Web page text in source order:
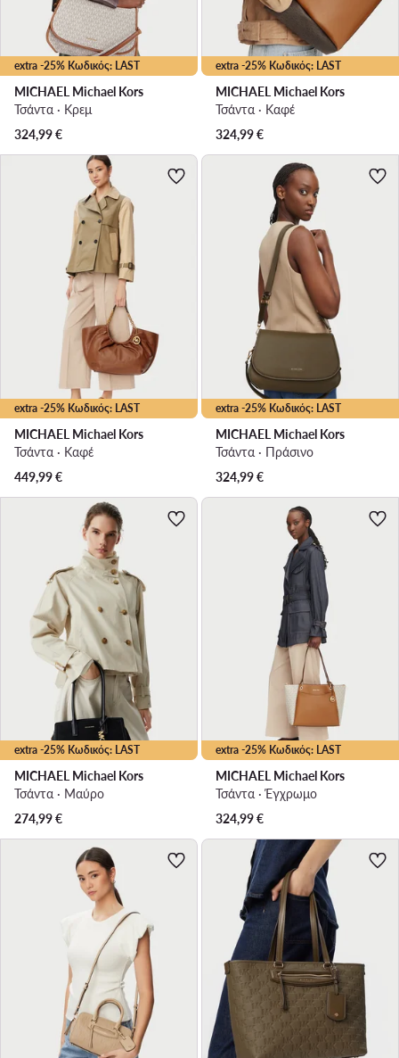
extra -25% Κωδικός: LAST
MICHAEL Michael Kors
Τσάντα · Κρεμ
324,99€
extra -25% Κωδικός: LAST
MICHAEL Michael Kors
Τσάντα · Καφέ
324,99€
extra -25% Κωδικός: LAST
MICHAEL Michael Kors
Τσάντα · Καφέ
449,99€
extra -25% Κωδικός: LAST
MICHAEL Michael Kors
Τσάντα · Πράσινο
324,99€
extra -25% Κωδικός: LAST
MICHAEL Michael Kors
Τσάντα · Μαύρο
274,99€
extra -25% Κωδικός: LAST
MICHAEL Michael Kors
Τσάντα · Έγχρωμο
324,99€